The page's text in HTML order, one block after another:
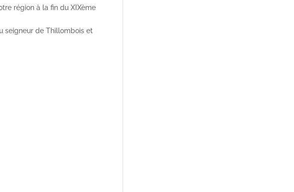
région à la fin du XIXème
seigneur de Thillombois et